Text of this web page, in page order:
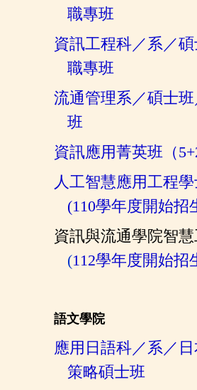
職專班
資訊工程科／系／
職專班
流通管理系／碩士
班
資訊應用菁英班（
人工智慧應用工程
(110學年度開始招
資訊與流通學院智
(112學年度開始招
語文學院
應用日語科／系／
策略碩士班